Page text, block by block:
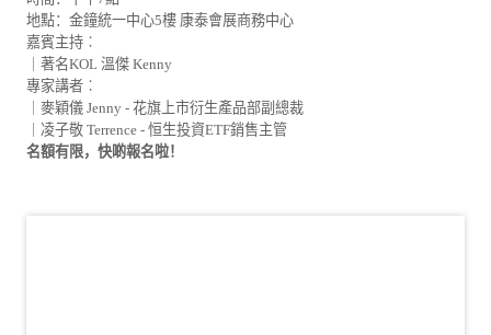
地點：金鐘統一中心5樓 康泰會展商務中心
嘉賓主持︰
｜著名KOL 溫傑 Kenny
專家講者︰
｜麥穎儀 Jenny - 花旗上市衍生產品部副總裁
｜凌子敬 Terrence - 恒生投資ETF銷售主管
名額有限，快啲報名啦！